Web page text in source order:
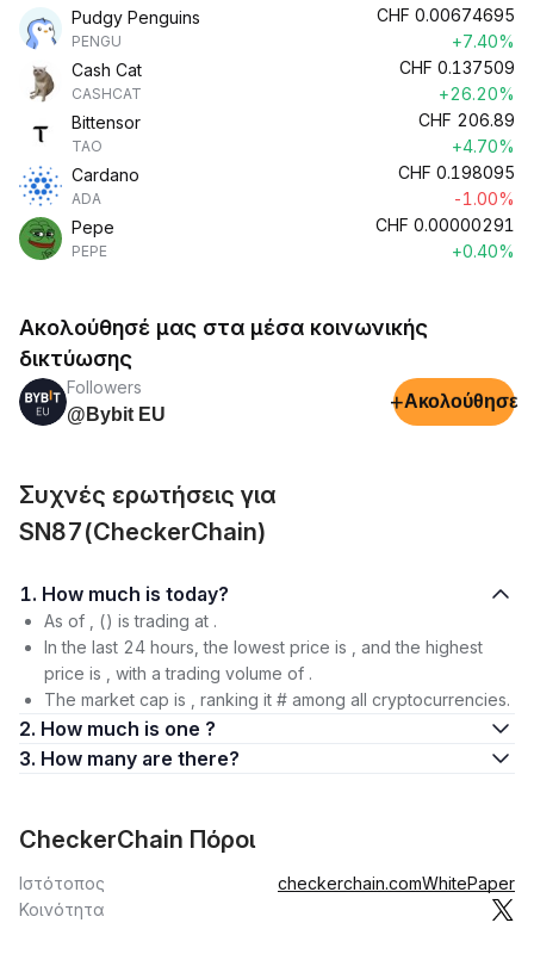
Pudgy Penguins
PENGU
CHF 0.00674695
+7.40%
Cash Cat
CASHCAT
CHF 0.137509
+26.20%
Bittensor
TAO
CHF 206.89
+4.70%
Cardano
ADA
CHF 0.198095
-1.00%
Pepe
PEPE
CHF 0.00000291
+0.40%
Ακολούθησέ μας στα μέσα κοινωνικής
δικτύωσης
Followers
@Bybit EU
+Ακολούθησε
Συχνές ερωτήσεις για
SN87(CheckerChain)
1. How much is today?
As of , () is trading at .
In the last 24 hours, the lowest price is , and the highest
price is , with a trading volume of .
The market cap is , ranking it # among all cryptocurrencies.
2. How much is one ?
3. How many are there?
CheckerChain Πόροι
Ιστότοπος checkerchain.comWhitePaper
Κοινότητα